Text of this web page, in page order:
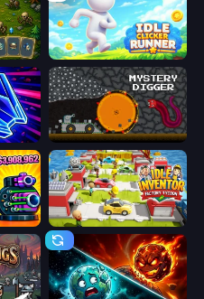
Idle Clicker Runner
Mystery Digger
Pumpkin Defense: Merge Cannon Idle Inventor